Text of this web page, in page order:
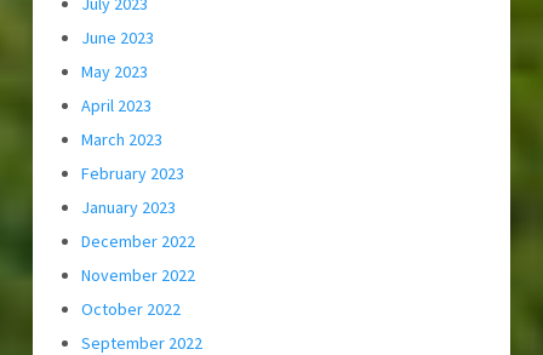
June 2023
May 2023
April 2023
March 2023
February 2023
January 2023
December 2022
November 2022
October 2022
September 2022